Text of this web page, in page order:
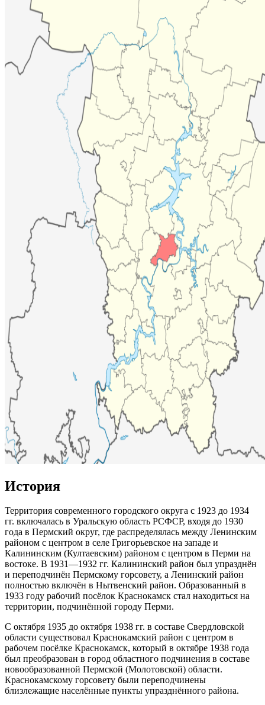
История
Территория современного городского округа с 1923 до 1934
гг. включалась в Уральскую область РСФСР, входя до 1930
года в Пермский округ, где распределялась между Ленинским
районом с центром в селе Григорьевское на западе и
Калининским (Култаевским) районом с центром в Перми на
востоке. В 1931—1932 гг. Калининский район был упразднён
и переподчинён Пермскому горсовету, а Ленинский район
полностью включён в Нытвенский район. Образованный в
1933 году рабочий посёлок Краснокамск стал находиться на
территории, подчинённой городу Перми.
С октября 1935 до октября 1938 гг. в составе Свердловской
области существовал Краснокамский район с центром в
рабочем посёлке Краснокамск, который в октябре 1938 года
был преобразован в город областного подчинения в составе
новообразованной Пермской (Молотовской) области.
Краснокамскому горсовету были переподчинены
близлежащие населённые пункты упразднённого района.